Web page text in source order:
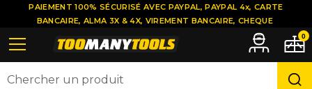
PAIEMENT 100% SÉCURISÉ AVEC PAYPAL, PAYPAL 4x, CARTE
BANCAIRE, ALMA 3X & 4X, VIREMENT BANCAIRE, CHEQUE
0